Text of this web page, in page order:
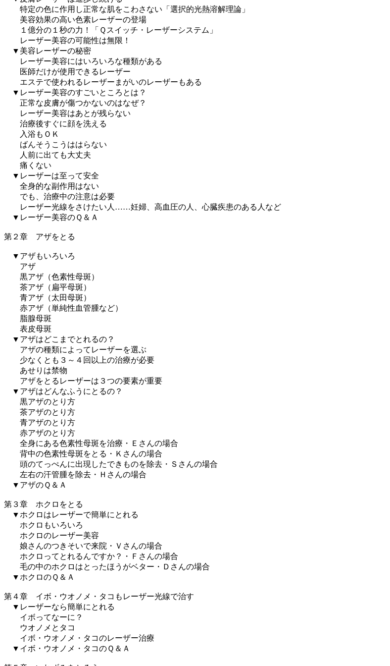
特定の色に作用し正常な肌をこわさない「選択的光熱溶解理論」
美容効果の高い色素レーザーの登場
１億分の１秒の力！「Ｑスイッチ・レーザーシステム」
レーザー美容の可能性は無限！
▼美容レーザーの秘密
レーザー美容にはいろいろな種類がある
医師だけが使用できるレーザー
エステで使われるレーザーまがいのレーザーもある
▼レーザー美容のすごいところとは？
正常な皮膚が傷つかないのはなぜ？
レーザー美容はあとが残らない
治療後すぐに顔を洗える
入浴もＯＫ
ばんそうこうははらない
人前に出ても大丈夫
痛くない
▼レーザーは至って安全
全身的な副作用はない
でも、治療中の注意は必要
レーザー光線をさけたい人……妊婦、高血圧の人、心臓疾患のある人など
▼レーザー美容のＱ＆Ａ
第２章 アザをとる
▼アザもいろいろ
アザ
黒アザ（色素性母斑）
茶アザ（扁平母斑）
青アザ（太田母斑）
赤アザ（単純性血管腫など）
脂腺母斑
表皮母斑
▼アザはどこまでとれるの？
アザの種類によってレーザーを選ぶ
少なくとも３～４回以上の治療が必要
あせりは禁物
アザをとるレーザーは３つの要素が重要
▼アザはどんなふうにとるの？
黒アザのとり方
茶アザのとり方
青アザのとり方
赤アザのとり方
全身にある色素性母斑を治療・Ｅさんの場合
背中の色素性母斑をとる・Ｋさんの場合
頭のてっぺんに出現したできものを除去・Ｓさんの場合
左右の汗管腫を除去・Ｈさんの場合
▼アザのＱ＆Ａ
第３章 ホクロをとる
▼ホクロはレーザーで簡単にとれる
ホクロもいろいろ
ホクロのレーザー美容
娘さんのつきそいで来院・Ｖさんの場合
ホクロってとれるんですか？・Ｆさんの場合
毛の中のホクロはとったほうがベター・Ｄさんの場合
▼ホクロのＱ＆Ａ
第４章 イボ・ウオノメ・タコもレーザー光線で治す
▼レーザーなら簡単にとれる
イボってなーに？
ウオノメとタコ
イボ・ウオノメ・タコのレーザー治療
▼イボ・ウオノメ・タコのＱ＆Ａ